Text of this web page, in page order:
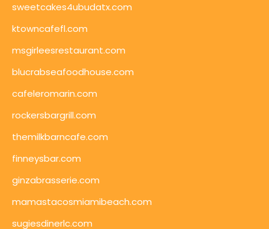
sweetcakes4ubudatx.com
ktowncafefl.com
msgirleesrestaurant.com
blucrabseafoodhouse.com
cafeleromarin.com
rockersbargrill.com
themilkbarncafe.com
finneysbar.com
ginzabrasserie.com
mamastacosmiamibeach.com
sugiesdinerlc.com